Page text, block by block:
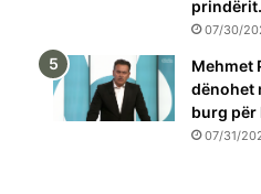
07/30/
Mehmet
dënohet
burg
07/31/